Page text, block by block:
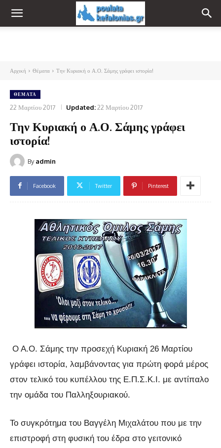
Αρχική Θέματα Την Κυριακή ο Α.Ο. Σάμης γράφει ιστορία!
ΘΈΜΑΤΑ
22 Μαρτίου 2017 Updated:22 Μαρτίου 2017
Την Κυριακή ο Α.Ο. Σάμης γράφει
ιστορία!
By admin
Facebook Twitter Pinterest
Ο Α.Ο. Σάμης την προσεχή Κυριακή 26 Μαρτίου
γράφει ιστορία, λαμβάνοντας για πρώτη φορά μέρος
στον τελικό του κυπέλλου της Ε.Π.Σ.Κ.Ι. με αντίπαλο
την ομάδα του Παλληξουριακού.
Το συγκρότημα του Βαγγέλη Μιχαλάτου που με την
επιστροφή στη φυσική του έδρα στο γειτονικό